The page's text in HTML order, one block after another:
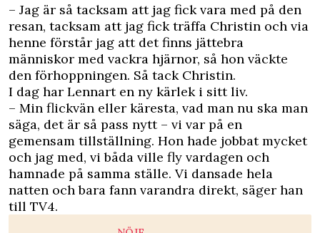
– Jag är så tacksam att jag fick vara med på den
resan, tacksam att jag fick träffa Christin och via
henne förstår jag att det finns jättebra
människor med vackra hjärnor, så hon väckte
den förhoppningen. Så tack Christin.
I dag har Lennart en ny kärlek i sitt liv.
– Min flickvän eller käresta, vad man nu ska man
säga, det är så pass nytt – vi var på en
gemensam tillställning. Hon hade jobbat mycket
och jag med, vi båda ville fly vardagen och
hamnade på samma ställe. Vi dansade hela
natten och bara fann varandra direkt, säger han
till TV4.